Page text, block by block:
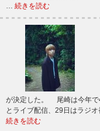
… 続きを読む
が決定した。 尾崎は今年で
とライブ配信、29日はラジ
続きを読む